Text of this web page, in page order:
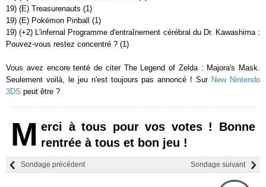
19) (E) Treasurenauts (1)
19) (E) Pokémon Pinball (1)
19) (+2) L'infernal Programme d'entraînement cérébral du Dr. Kawashima :
Pouvez-vous restez concentré ? (1)
Vous avez encore tenté de citer The Legend of Zelda : Majora's Mask.
Seulement voilà, le jeu n'est toujours pas annoncé ! Sur New Nintendo
3DS peut être ?
M erci à tous pour vos votes ! Bonne
rentrée à tous et bon jeu !
Sondage suivant
Sondage précédent